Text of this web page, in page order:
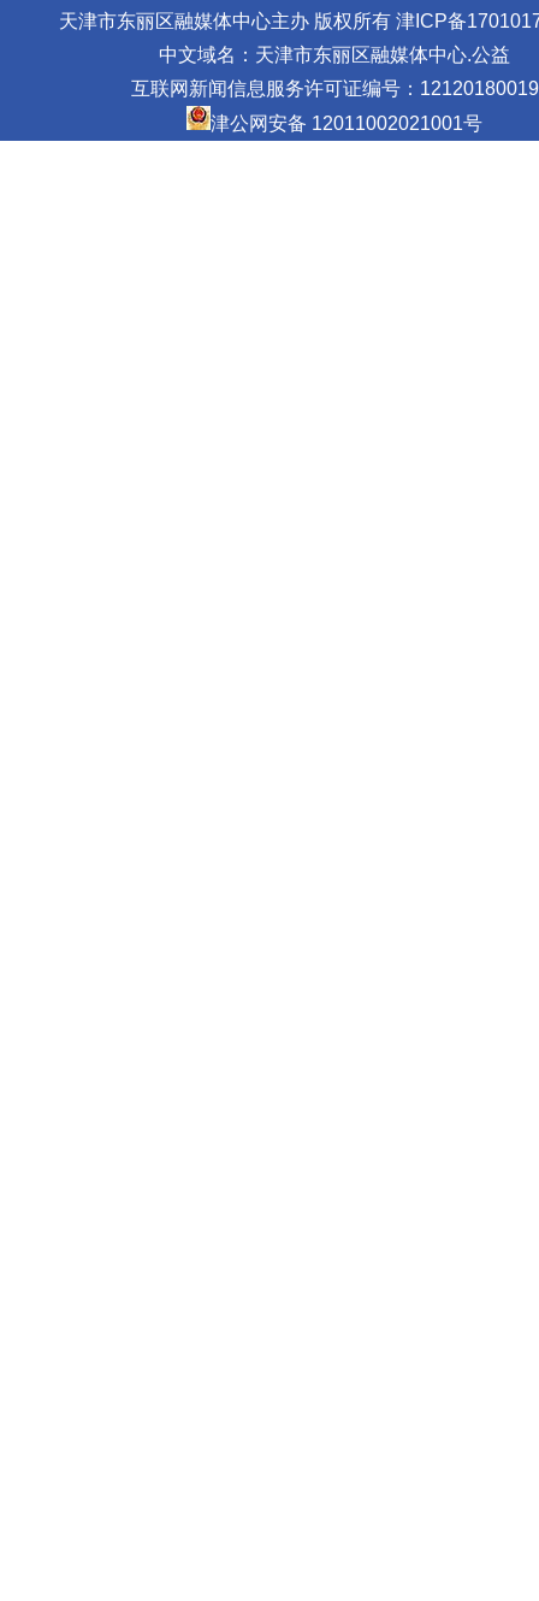
天津市东丽区融媒体中心主办 版权所有 津ICP备
中文域名：天津市东丽区融媒体中心.公益
互联网新闻信息服务许可证编号：12120180019
津公网安备 12011002021001号